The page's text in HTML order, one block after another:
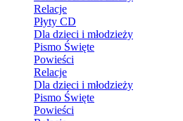
Relacje
Płyty CD
Dla dzieci i młodzieży
Pismo Święte
Powieści
Relacje
Dla dzieci i młodzieży
Pismo Święte
Powieści